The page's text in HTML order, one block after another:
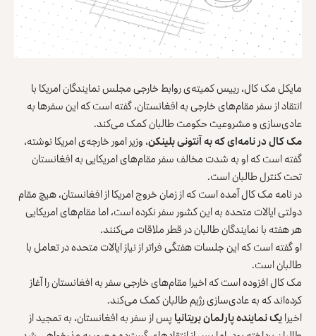
مایکل مک‌ کال، رییس کمیته‌ی روابط خارجی مجلس نمایندگان امریکا با
انتقاد از سفر مقام‌های خارجی به افغانستان، گفته است که این سفرها به
عادی‌سازی و مشروعیت حکومت طالبان کمک می‌کند.
مک کال در نامه‌ای که به آنتونی بلینکن، وزیر امور خارجه‌ی امریکا نوشته،
گفته است که او به شدت مخالف سفر مقام‌های امریکایی به افغانستان
تحت کنترل طالبان است.
در نامه مک کال آمده است که از زمان خروج امریکا از افغانستان، هیچ مقام
دولتی ایالات متحده به این کشور سفر نکرده است، اما مقام‌های امریکایی
هر هفته با نمایندگان طالبان در قطر ملاقات می‌کنند.
او گفته است که این جلسات هفتگی فراتر از نیاز ایالات متحده در تعامل با
طالبان است.
مک‌ کال افزوده است که اخیرا مقام‌های خارجی سفر به افغانستان را آغاز
کرده‌اند که به عادی‌سازی رژیم طالبان کمک می‌کند.
اخیرایک نماینده پارلمان بریتانیاپس از سفر به افغانستان، به تمجید از